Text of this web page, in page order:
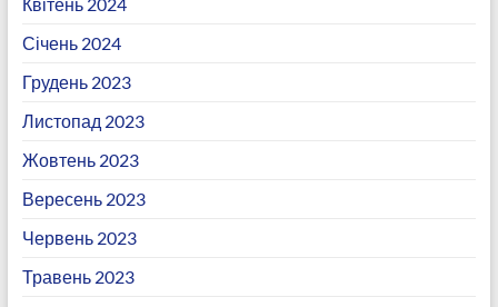
Січень 2024
Грудень 2023
Листопад 2023
Жовтень 2023
Вересень 2023
Червень 2023
Травень 2023